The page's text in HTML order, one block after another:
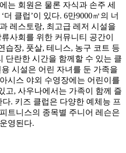
는 회원은 물론 자식과 손주 세
클럽’이 있다. 6만9000㎡의 너
레스토랑, 최고급 레저 시설을
사회를 위한 커뮤니티 공간이
습장, 풋살, 테니스, 농구 코트 등
단란한 시간을 함께할 수 있는 클
시설은 어린 자녀를 둔 가족을
시스 야외 수영장에는 어린이를
고, 사우나에서는 가족이 함께 즐
다. 키즈 클럽은 다양한 예체능 프
트니스의 종목별 주니어 레슨은
영된다.